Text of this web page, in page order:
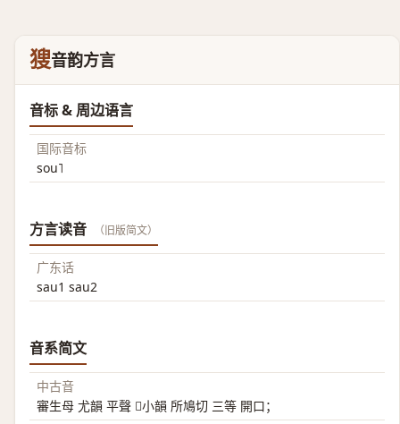
獀音韵方言
音标 & 周边语言
国际音标
sou˥
方言读音 （旧版简文）
广东话
sau1 sau2
音系简文
中古音
審生母 尤韻 平聲 𢯱小韻 所鳩切 三等 開口；